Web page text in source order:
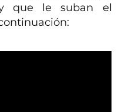
que le suban el